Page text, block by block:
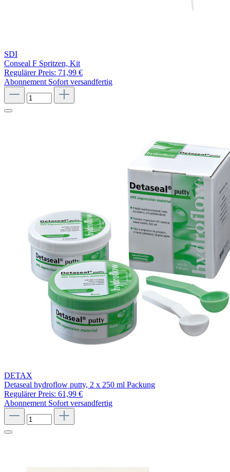
SDI
Conseal F Spritzen, Kit
Regulärer Preis: 71,99 €
Abonnement Sofort versandfertig
DETAX
Detaseal hydroflow putty, 2 x 250 ml Packung
Regulärer Preis: 61,99 €
Abonnement Sofort versandfertig